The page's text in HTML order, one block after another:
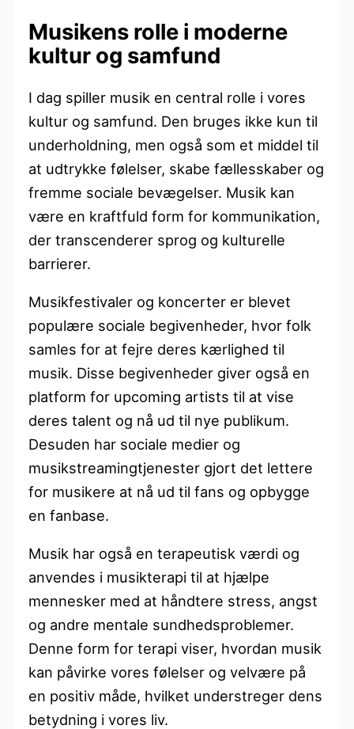
Musikens rolle i moderne
kultur og samfund
I dag spiller musik en central rolle i vores
kultur og samfund. Den bruges ikke kun til
underholdning, men også som et middel til
at udtrykke følelser, skabe fællesskaber og
fremme sociale bevægelser. Musik kan
være en kraftfuld form for kommunikation,
der transcenderer sprog og kulturelle
barrierer.
Musikfestivaler og koncerter er blevet
populære sociale begivenheder, hvor folk
samles for at fejre deres kærlighed til
musik. Disse begivenheder giver også en
platform for upcoming artists til at vise
deres talent og nå ud til nye publikum.
Desuden har sociale medier og
musikstreamingtjenester gjort det lettere
for musikere at nå ud til fans og opbygge
en fanbase.
Musik har også en terapeutisk værdi og
anvendes i musikterapi til at hjælpe
mennesker med at håndtere stress, angst
og andre mentale sundhedsproblemer.
Denne form for terapi viser, hvordan musik
kan påvirke vores følelser og velvære på
en positiv måde, hvilket understreger dens
betydning i vores liv.